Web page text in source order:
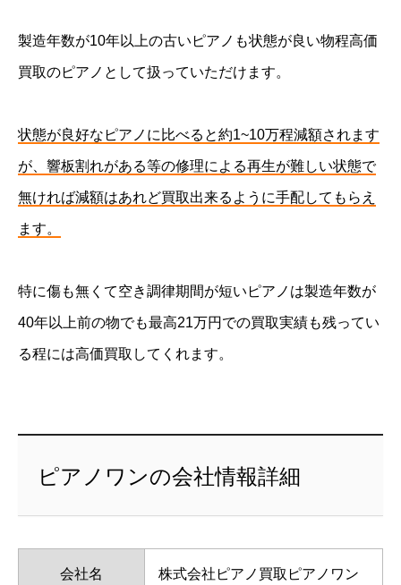
製造年数が10年以上の古いピアノも状態が良い物程高価
買取のピアノとして扱っていただけます。
状態が良好なピアノに比べると約1~10万程減額されます
が、響板割れがある等の修理による再生が難しい状態で
無ければ減額はあれど買取出来るように手配してもらえ
ます。
特に傷も無くて空き調律期間が短いピアノは製造年数が
40年以上前の物でも最高21万円での買取実績も残ってい
る程には高価買取してくれます。
ピアノワンの会社情報詳細
会社名 株式会社ピアノ買取ピアノワン